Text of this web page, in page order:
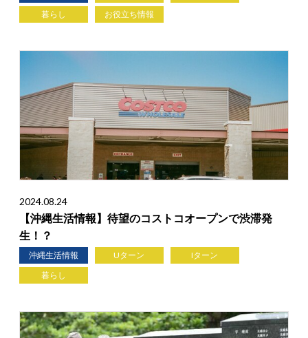
暮らし
お役立ち情報
2024.08.24
【沖縄生活情報】待望のコストコオープンで渋滞発
生！？
沖縄生活情報 Uターン
Iターン
暮らし